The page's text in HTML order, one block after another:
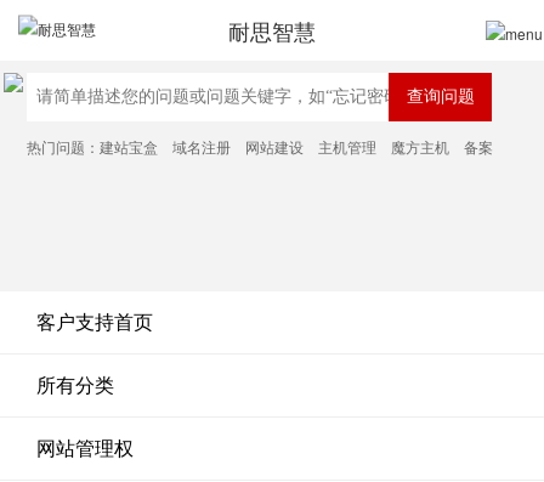
耐思智慧
热门问题：建站宝盒 域名注册 网站建设 主机管理 魔方主机 备案
客户支持首页
所有分类
网站管理权